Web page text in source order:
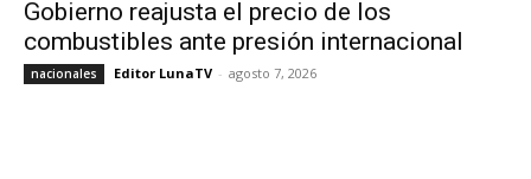
Gobierno reajusta el precio de los
combustibles ante presión internacional
nacionales Editor LunaTV - agosto 7, 2026